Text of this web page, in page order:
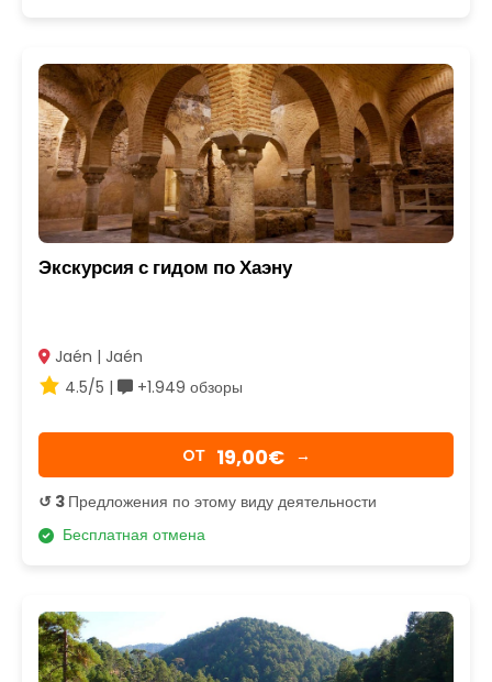
Экскурсия с гидом по Хаэну
Jaén | Jaén
4.5/5 |
+1.949 обзоры
OТ 19,00€ →
↺ 3 Предложения по этому виду деятельности
Бесплатная отмена